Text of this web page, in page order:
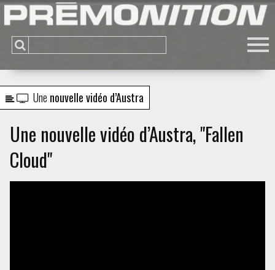
Une nouvelle vidéo d’Austra
Une nouvelle vidéo d’Austra, "Fallen
Cloud"